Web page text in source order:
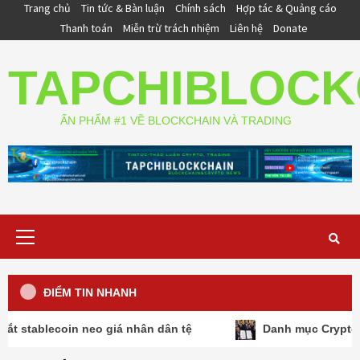
Trang chủ Tin tức & Bàn luận Chính sách
Hợp tác & Quảng cáo
Thanh toán
Miễn trừ trách nhiệm Liên hệ Donate
ẤN PHẨM #1 VỀ BLOCKCHAIN VÀ TRADING
ĐIỂM TIN NHANH
giá nhân dân tệ Danh mục Crypto tại Mỹ tạo